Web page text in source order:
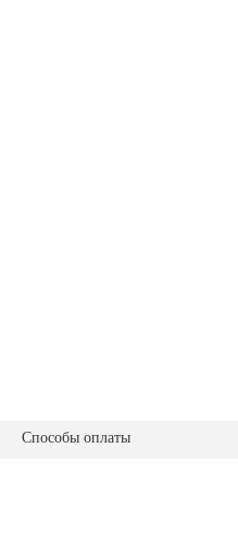
Способы оплаты